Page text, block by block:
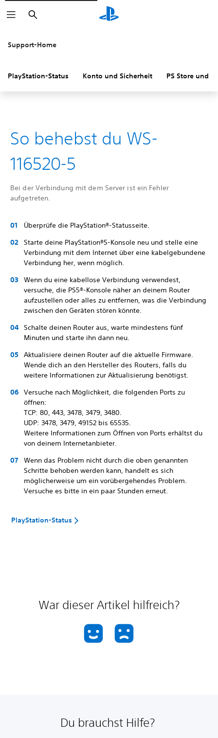
Suchen
Support-Home
PlayStation-Status Konto und Sicherheit PS Store und
So behebst du WS-
116520-5
Bei der Verbindung mit dem Server ist ein Fehler
aufgetreten.
Überprüfe die PlayStation®-Statusseite.
Starte deine PlayStation®5-Konsole neu und stelle eine
Verbindung mit dem Internet über eine kabelgebundene
Verbindung her, wenn möglich.
Wenn du eine kabellose Verbindung verwendest,
versuche, die PS5®-Konsole näher an deinem Router
aufzustellen oder alles zu entfernen, was die Verbindung
zwischen den Geräten stören könnte.
Schalte deinen Router aus, warte mindestens fünf
Minuten und starte ihn dann neu.
Aktualisiere deinen Router auf die aktuelle Firmware.
Wende dich an den Hersteller des Routers, falls du
weitere Informationen zur Aktualisierung benötigst.
Versuche nach Möglichkeit, die folgenden Ports zu
öffnen:
TCP: 80, 443, 3478, 3479, 3480.
UDP: 3478, 3479, 49152 bis 65535.
Weitere Informationen zum Öffnen von Ports erhältst du
von deinem Internetanbieter.
Wenn das Problem nicht durch die oben genannten
Schritte behoben werden kann, handelt es sich
möglicherweise um ein vorübergehendes Problem.
Versuche es bitte in ein paar Stunden erneut.
PlayStation-Status
War dieser Artikel hilfreich?
Du brauchst Hilfe?